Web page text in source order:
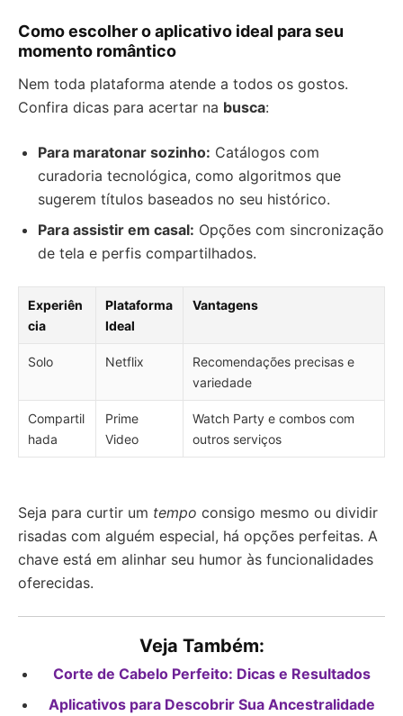
Como escolher o aplicativo ideal para seu
momento romântico
Nem toda plataforma atende a todos os gostos.
Confira dicas para acertar na busca:
Para maratonar sozinho: Catálogos com
curadoria tecnológica, como algoritmos que
sugerem títulos baseados no seu histórico.
Para assistir em casal: Opções com sincronização
de tela e perfis compartilhados.
Experiên
cia
Plataforma
Ideal
Vantagens
Solo Netflix
Recomendações precisas e
variedade
Compartil
hada
Prime
Video
Watch Party e combos com
outros serviços
Seja para curtir um tempo consigo mesmo ou dividir
risadas com alguém especial, há opções perfeitas. A
chave está em alinhar seu humor às funcionalidades
oferecidas.
Veja Também:
Corte de Cabelo Perfeito: Dicas e Resultados
Aplicativos para Descobrir Sua Ancestralidade